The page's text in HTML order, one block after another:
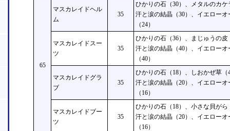
65
マスカレイドヘル
ム
35
ひかりの石（30）、メタルのカケ
汗と涙の結晶（30）、イエロー
（24）
マスカレイドスー
ツ
35
ひかりの石（36）、まじゅうの皮
汗と涙の結晶（40）、イエロー
（40）
マスカレイドグラ
ブ
35
ひかりの石（18）、しおかぜ草（
汗と涙の結晶（20）、イエロー
（16）
マスカレイドブー
ツ
35
ひかりの石（18）、小さな貝がら
汗と涙の結晶（20）、イエロー
（16）